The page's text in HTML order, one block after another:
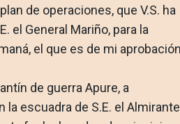
de ope­raciones, que V.S. ha
el General Mariño, para la
el que es de mi
de guerra Apure, a
la escuadra de S.E. el